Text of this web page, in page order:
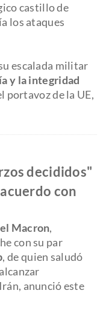
castillo de
los ataques
escalada militar
y la integridad
portavoz de la UE,
decididos"
con
Macron,
con su par
, de quien saludó
anunció este